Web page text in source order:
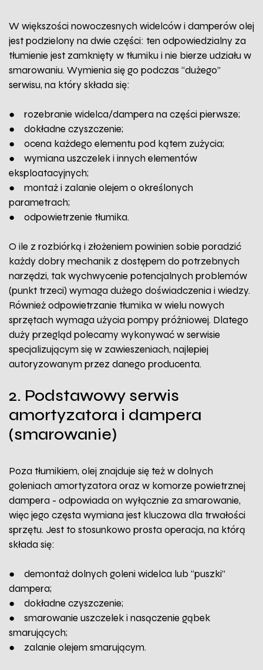
W większości nowoczesnych widelców i damperów olej
jest podzielony na dwie części: ten odpowiedzialny za
tłumienie jest zamknięty w tłumiku i nie bierze udziału w
smarowaniu. Wymienia się go podczas “dużego”
serwisu, na który składa się:
● rozebranie widelca/dampera na części pierwsze;
● dokładne czyszczenie;
● ocena każdego elementu pod kątem zużycia;
● wymiana uszczelek i innych elementów
eksploatacyjnych;
● montaż i zalanie olejem o określonych
parametrach;
● odpowietrzenie tłumika.
O ile z rozbiórką i złożeniem powinien sobie poradzić
każdy dobry mechanik z dostępem do potrzebnych
narzędzi, tak wychwycenie potencjalnych problemów
(punkt trzeci) wymaga dużego doświadczenia i wiedzy.
Również odpowietrzanie tłumika w wielu nowych
sprzętach wymaga użycia pompy próżniowej. Dlatego
duży przegląd polecamy wykonywać w serwisie
specjalizującym się w zawieszeniach, najlepiej
autoryzowanym przez danego producenta.
2. Podstawowy serwis
amortyzatora i dampera
(smarowanie)
Poza tłumikiem, olej znajduje się też w dolnych
goleniach amortyzatora oraz w komorze powietrznej
dampera - odpowiada on wyłącznie za smarowanie,
więc jego częsta wymiana jest kluczowa dla trwałości
sprzętu. Jest to stosunkowo prosta operacja, na którą
składa się:
● demontaż dolnych goleni widelca lub “puszki”
dampera;
● dokładne czyszczenie;
● smarowanie uszczelek i nasączenie gąbek
smarujących;
● zalanie olejem smarującym.